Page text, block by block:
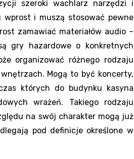
szeroki wachlarz narzędzi i
wprost i muszą stosować pewne
zamawiać materiałów audio –
gry hazardowe o konkretnych
organizować różnego rodzaju
Mogą to być koncerty,
których do budynku kasyna
wrażeń. Takiego rodzaju
na swój charakter mogą już
pod definicje określone w